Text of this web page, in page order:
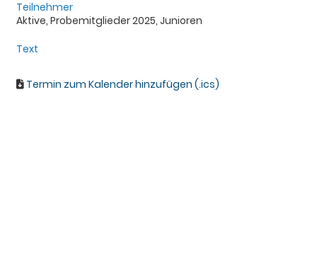
Teilnehmer
Aktive, Probemitglieder 2025, Junioren
Text
Termin zum Kalender hinzufügen (.ics)